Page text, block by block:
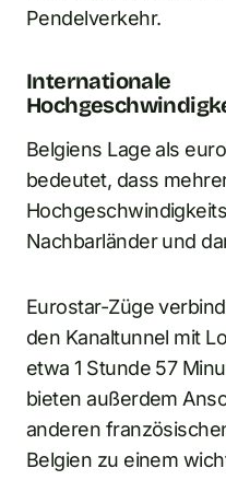
Pendelverkehr.
Internationale
Belgiens Lage als
bedeutet, dass
Nachbarländer und
Eurostar-Züge
den Kanaltunnel mit
etwa 1 Stunde 57
bieten außerdem
anderen
Belgien zu einem